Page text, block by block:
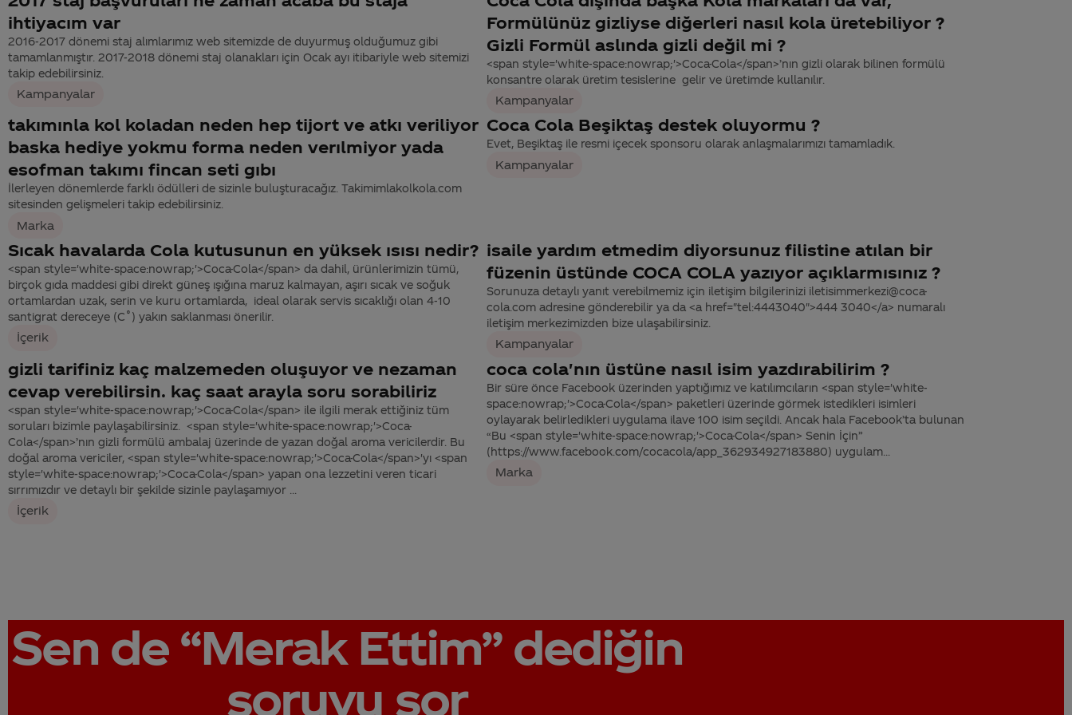
ihtiyacım var
2016-2017 dönemi staj alımlarımız web sitemizde de duyurmuş olduğumuz gibi
tamamlanmıştır. 2017-2018 dönemi staj olanakları için Ocak ayı itibariyle web sitemizi
takip edebilirsiniz.
Kampanyalar
Formülünüz gizliyse diğerleri nasıl kola üretebiliyor ?
Gizli Formül aslında gizli değil mi ?
<span style='white-space:nowrap;'>Coca-Cola</span>’nın gizli olarak bilinen formülü
konsantre olarak üretim tesislerine gelir ve üretimde kullanılır.
Kampanyalar
takımınla kol koladan neden hep tijort ve atkı veriliyor
baska hediye yokmu forma neden verılmiyor yada
esofman takımı fincan seti gıbı
İlerleyen dönemlerde farklı ödülleri de sizinle buluşturacağız. Takimimlakolkola.com
sitesinden gelişmeleri takip edebilirsiniz.
Marka
Coca Cola Beşiktaş destek oluyormu ?
Evet, Beşiktaş ile resmi içecek sponsoru olarak anlaşmalarımızı tamamladık.
Kampanyalar
Sıcak havalarda Cola kutusunun en yüksek ısısı nedir?
<span style='white-space:nowrap;'>Coca-Cola</span> da dahil, ürünlerimizin tümü,
birçok gıda maddesi gibi direkt güneş ışığına maruz kalmayan, aşırı sıcak ve soğuk
ortamlardan uzak, serin ve kuru ortamlarda, ideal olarak servis sıcaklığı olan 4-10
santigrat dereceye (C˚) yakın saklanması önerilir.
İçerik
isaile yardım etmedim diyorsunuz filistine atılan bir
füzenin üstünde COCA COLA yazıyor açıklarmısınız ?
Sorunuza detaylı yanıt verebilmemiz için iletişim bilgilerinizi iletisimmerkezi@coca-
cola.com adresine gönderebilir ya da <a href="tel:4443040">444 3040</a> numaralı
iletişim merkezimizden bize ulaşabilirsiniz.
Kampanyalar
gizli tarifiniz kaç malzemeden oluşuyor ve nezaman
cevap verebilirsin. kaç saat arayla soru sorabiliriz
<span style='white-space:nowrap;'>Coca-Cola</span> ile ilgili merak ettiğiniz tüm
soruları bizimle paylaşabilirsiniz. <span style='white-space:nowrap;'>Coca-
Cola</span>’nın gizli formülü ambalaj üzerinde de yazan doğal aroma vericilerdir. Bu
doğal aroma vericiler, <span style='white-space:nowrap;'>Coca-Cola</span>'yı <span
style='white-space:nowrap;'>Coca-Cola</span> yapan ona lezzetini veren ticari
sırrımızdır ve detaylı bir şekilde sizinle paylaşamıyor ...
İçerik
coca cola'nın üstüne nasıl isim yazdırabilirim ?
Bir süre önce Facebook üzerinden yaptığımız ve katılımcıların <span style='white-
space:nowrap;'>Coca-Cola</span> paketleri üzerinde görmek istedikleri isimleri
oylayarak belirledikleri uygulama ilave 100 isim seçildi. Ancak hala Facebook’ta bulunan
“Bu <span style='white-space:nowrap;'>Coca-Cola</span> Senin İçin”
(https://www.facebook.com/cocacola/app_362934927183880) uygulam...
Marka
Sen de “Merak Ettim”dediğin
soruyu sor